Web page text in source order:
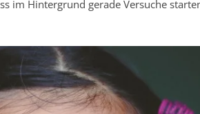
im Hintergrund gerade Versuche